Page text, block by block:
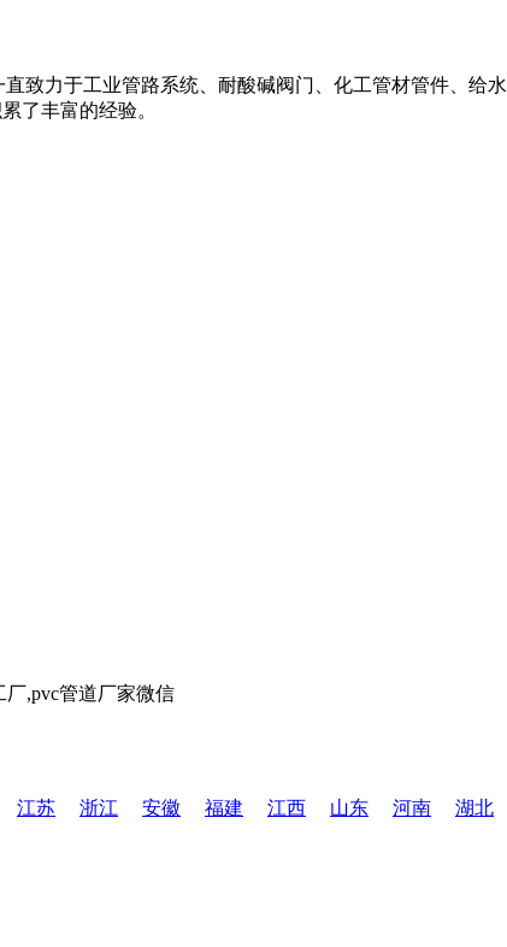
致力于工业管路系统、耐酸碱阀门、化工管材管件、给
了丰富的经验。
江苏 浙江 安徽 福建 江西 山东 河南 湖北